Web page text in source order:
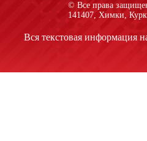
© Все права
141407, Химки,
Вся текстовая информация